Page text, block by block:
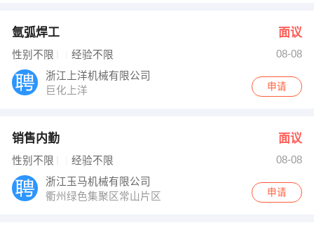
氩弧焊工 面议
性别不限 经验不限
08-08
浙江上洋机械有限公司
巨化上洋
申请
销售内勤 面议
性别不限 经验不限
08-08
浙江玉马机械有限公司
衢州绿色集聚区常山片区
申请